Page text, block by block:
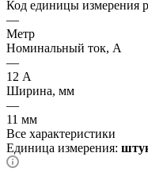
Код единицы измерения
—
Метр
Номинальный ток, А
—
12 А
Ширина, мм
—
11 мм
Все характеристики
Единица измерения: